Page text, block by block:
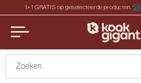
naar de content
1+1 GRATIS op geselecteerde producten.
sluiten
Zoeken